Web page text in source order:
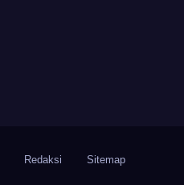
Redaksi Sitemap